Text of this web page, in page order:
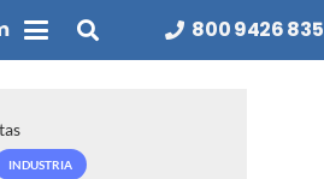
800 9426 835
INDUSTRIA